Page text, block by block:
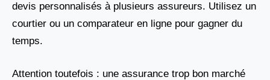
devis personnalisés à plusieurs assureurs. Utilisez un
courtier ou un comparateur en ligne pour gagner du
temps.
Attention toutefois : une assurance trop bon marché